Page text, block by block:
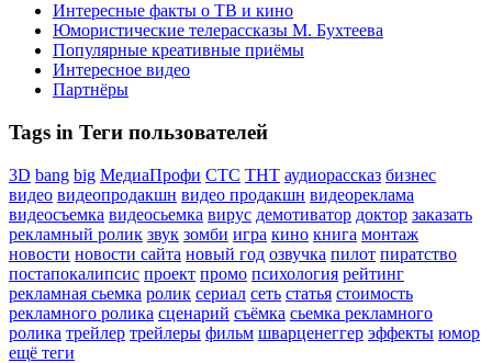
Интересные факты о ТВ и кино
Юмористические телерассказы М. Бухтеева
Популярные креативные приёмы
Интересное видео
Партнёры
Tags in Теги пользователей
3D bang big МедиаПрофи СТС ТНТ аудиорассказ бизнес
видео видеопродакшн видео продакшн видеореклама
видеосъемка видеосьемка вирус демотиватор доктор заказать
рекламный ролик звук зомби игра кино книга монтаж
новости новости сайта новый год озвучка пилот пиратство
постапокалипсис проект промо психология рейтинг
рекламная сьемка ролик сериал сеть статья стоимость
рекламного ролика сценарий съёмка сьемка рекламного
ролика трейлер трейлеры фильм шварценеггер эффекты юмор
ещё теги